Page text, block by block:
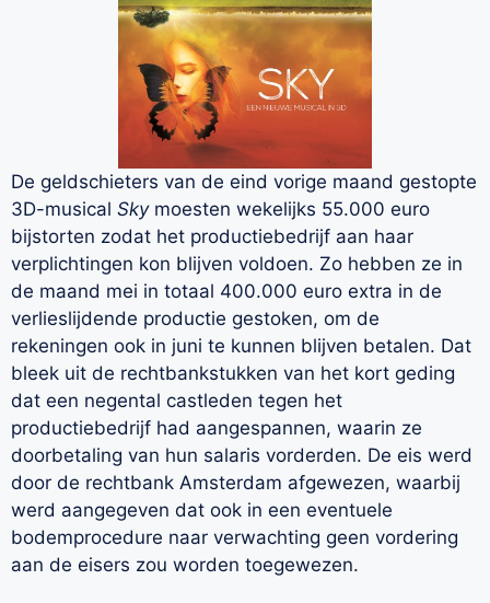
De geldschieters van de eind vorige maand gestopte
3D-musical Skymoesten wekelijks 55.000 euro
bijstorten zodat het productiebedrijf aan haar
verplichtingen kon blijven voldoen. Zo hebben ze in
de maand mei in totaal 400.000 euro extra in de
verlieslijdende productie gestoken, om de
rekeningen ook in juni te kunnen blijven betalen. Dat
bleek uit de rechtbankstukken van het kort geding
dat een negental castleden tegen het
productiebedrijf had aangespannen, waarin ze
doorbetaling van hun salaris vorderden. De eis werd
door de rechtbank Amsterdam afgewezen, waarbij
werd aangegeven dat ook in een eventuele
bodemprocedure naar verwachting geen vordering
aan de eisers zou worden toegewezen.